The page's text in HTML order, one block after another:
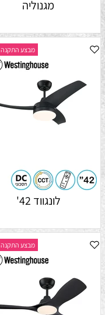
מגנוליה
מבצע התקנה 99 ש"ח
לונגווד 42'
מבצע התקנה 99 ש"ח